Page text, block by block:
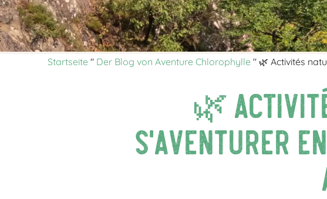
Startseite" Der Blog von Aventure Chlorophylle" 🌿 Activités
🌿
s’aventurer